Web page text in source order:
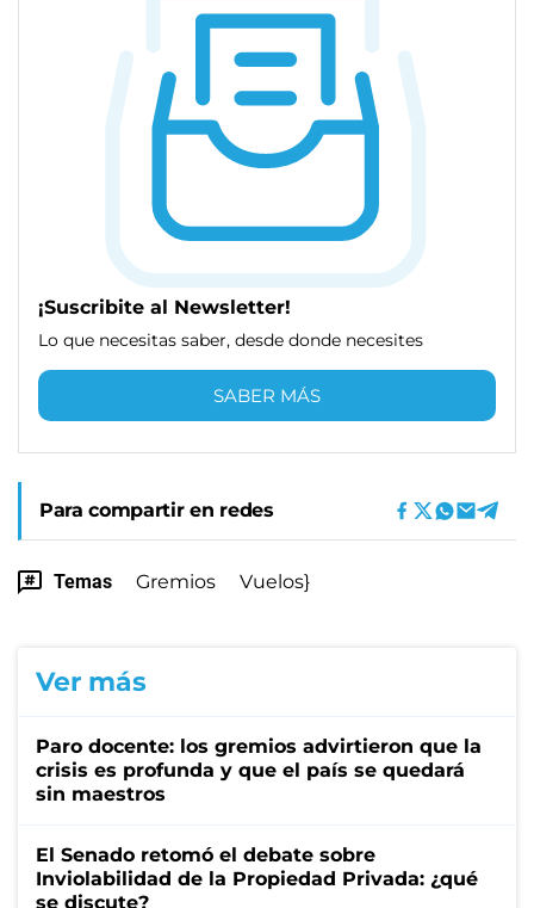
¡Suscribite al Newsletter!
Lo que necesitas saber, desde donde necesites
SABER MÁS
Para compartir en redes
Temas Gremios Vuelos}
Ver más
Paro docente: los gremios advirtieron que la
crisis es profunda y que el país se quedará
sin maestros
El Senado retomó el debate sobre
Inviolabilidad de la Propiedad Privada: ¿qué
se discute?